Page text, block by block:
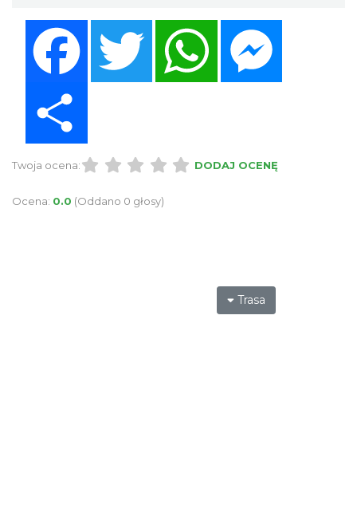
Twitter WhatsApp
Twoja ocena: DODAJ OCENĘ
Ocena: 0.0 (Oddano 0 głosy)
Trasa